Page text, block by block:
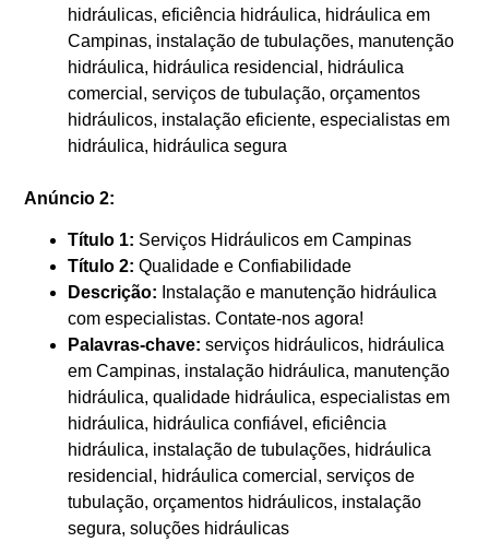
hidráulicas, eficiência hidráulica, hidráulica em
Campinas, instalação de tubulações, manutenção
hidráulica, hidráulica residencial, hidráulica
comercial, serviços de tubulação, orçamentos
hidráulicos, instalação eficiente, especialistas em
hidráulica, hidráulica segura
Anúncio 2:
Título 1: Serviços Hidráulicos em Campinas
Título 2: Qualidade e Confiabilidade
Descrição: Instalação e manutenção hidráulica
com especialistas. Contate-nos agora!
Palavras-chave: serviços hidráulicos, hidráulica
em Campinas, instalação hidráulica, manutenção
hidráulica, qualidade hidráulica, especialistas em
hidráulica, hidráulica confiável, eficiência
hidráulica, instalação de tubulações, hidráulica
residencial, hidráulica comercial, serviços de
tubulação, orçamentos hidráulicos, instalação
segura, soluções hidráulicas